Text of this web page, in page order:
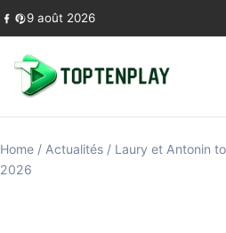
Skip to content
9 août 2026
Home / Actualités / Laury et Antonin
2026